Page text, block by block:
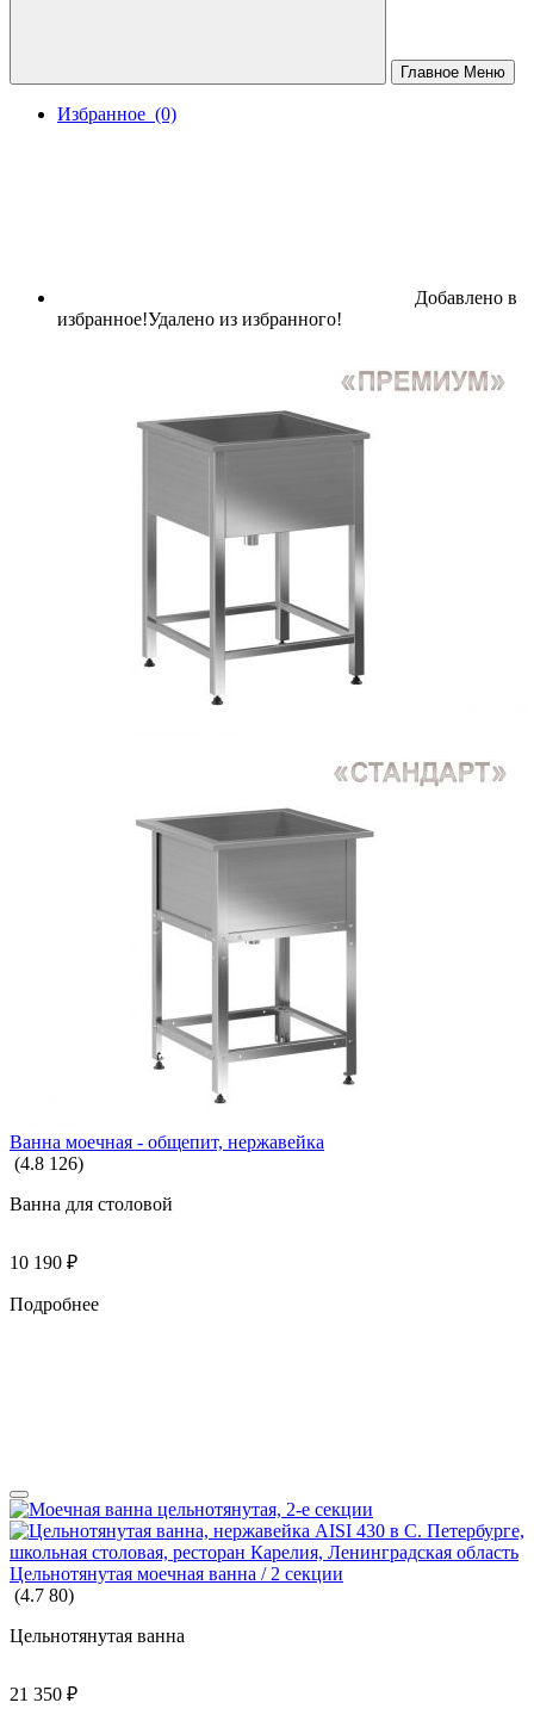
МЕТАЛЛИЧЕСКАЯ МЕБЕЛЬ
СТОЛОВОЕ ОБОРУДОВАНИЕ
ИГРОВЫЕ ПЛОЩАДКИ
Главное Меню
Избранное (0)
Добавлено в
избранное!Удалено из избранного!
Ванна моечная - общепит, нержавейка
(4.8 126)
Ванна для столовой
10 190 ₽
Подробнее
Цельнотянутая моечная ванна / 2 секции
(4.7 80)
Цельнотянутая ванна
21 350 ₽